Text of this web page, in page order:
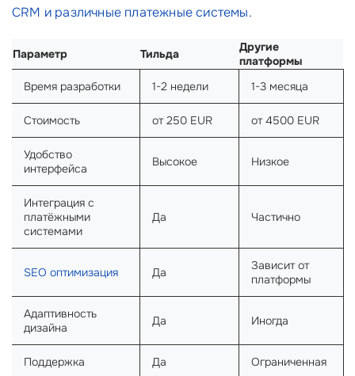
CRM и различные платежные системы.
Параметр Тильда
Другие
платформы
Время разработки
1-2 недели 1-3 месяца
Стоимость от 250 EUR от 4500 EUR
Удобство
интерфейса
Высокое Низкое
Интеграция с
платёжными
системами
Да Частично
SEO оптимизация Да
Зависит от
платформы
Адаптивность
дизайна
Да Иногда
Поддержка Да Ограниченная